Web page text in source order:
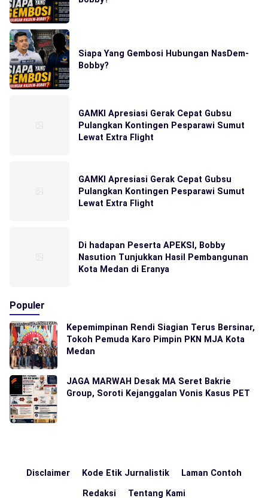
Siapa Yang Gembosi Hubungan NasDem-
Bobby?
GAMKI Apresiasi Gerak Cepat Gubsu
Pulangkan Kontingen Pesparawi Sumut
Lewat Extra Flight
GAMKI Apresiasi Gerak Cepat Gubsu
Pulangkan Kontingen Pesparawi Sumut
Lewat Extra Flight
Di hadapan Peserta APEKSI, Bobby
Nasution Tunjukkan Hasil Pembangunan
Kota Medan di Eranya
Populer
Kepemimpinan Rendi Siagian Terus Bersinar,
Tokoh Pemuda Karo Pimpin PKN MJA Kota
Medan
JAGA MARWAH Desak MA Seret Bakrie
Group, Soroti Kejanggalan Vonis Kasus PET
Disclaimer Kode Etik Jurnalistik Laman Contoh
Redaksi Tentang Kami